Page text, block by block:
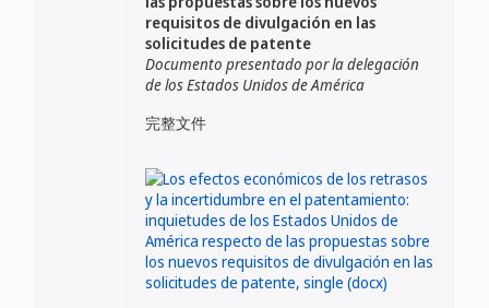
requisitos de divulgación en las
solicitudes de patente
Documento presentado por la delegación
de los Estados Unidos de América
完整文件